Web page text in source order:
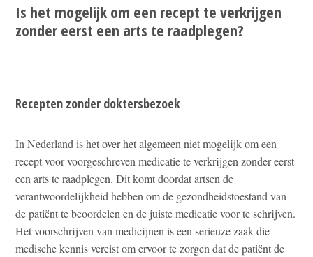
Is het mogelijk om een recept te verkrijgen
zonder eerst een arts te raadplegen?
Recepten zonder doktersbezoek
In Nederland is het over het algemeen niet mogelijk om een
recept voor voorgeschreven medicatie te verkrijgen zonder eerst
een arts te raadplegen. Dit komt doordat artsen de
verantwoordelijkheid hebben om de gezondheidstoestand van
de patiënt te beoordelen en de juiste medicatie voor te schrijven.
Het voorschrijven van medicijnen is een serieuze zaak die
medische kennis vereist om ervoor te zorgen dat de patiënt de